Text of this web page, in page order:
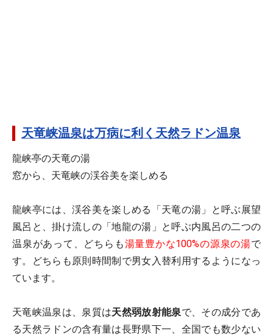
天竜峡温泉は万病に利く天然ラドン温泉
龍峡亭の天竜の湯
窓から、天竜峡の渓谷美を楽しめる
龍峡亭には、渓谷美を楽しめる「天竜の湯」と呼ぶ展望
風呂と、掛け流しの「地龍の湯」と呼ぶ内風呂の二つの
温泉があって、どちらも湯量豊かな100%の源泉の湯で
す。どちらも原則時間制で男女入替利用するようになっ
ています。
天竜峡温泉は、泉質は天然弱放射能泉で、その成分であ
る天然ラドンの含有量は長野県下一、全国でも数少ない